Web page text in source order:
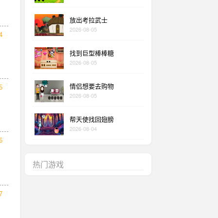
放出考拉武士
2026-08-05
找到巨型棒棒糖
2026-08-05
情侣想要去购物
2026-08-05
帮天使找回翅膀
2026-08-04
热门游戏